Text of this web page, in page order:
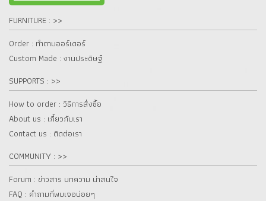
FURNITURE : >>
Order : ทำตามออร์เดอร์
Custom Made : งานประดิษฐ์
SUPPORTS : >>
How to order : วิธีการสั่งซื้อ
About us : เกี๋ยวกับเรา
Contact us : ติดต่อเรา
COMMUNITY : >>
Forum : ข่าวสาร บทความ น่าสนใจ
FAQ : คำถามที่พบเจอบ่อยๆ